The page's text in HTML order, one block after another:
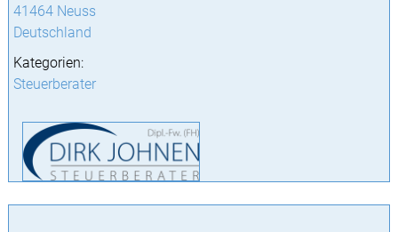
41464 Neuss
Deutschland
Kategorien:
Steuerberater